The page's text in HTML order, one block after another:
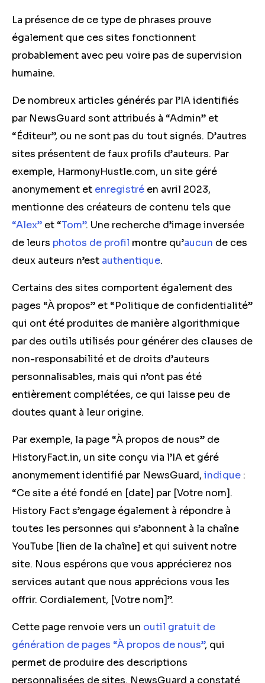
La présence de ce type de phrases prouve
également que ces sites fonctionnent
probablement avec peu voire pas de supervision
humaine.
De nombreux articles générés par l’IA identifiés
par NewsGuard sont attribués à “Admin” et
“Éditeur”, ou ne sont pas du tout signés. D’autres
sites présentent de faux profils d’auteurs. Par
exemple, HarmonyHustle.com, un site géré
anonymement et enregistré en avril 2023,
mentionne des créateurs de contenu tels que
“Alex” et “Tom”. Une recherche d’image inversée
de leurs photos de profil montre qu’aucun de ces
deux auteurs n’est authentique.
Certains des sites comportent également des
pages “À propos” et “Politique de confidentialité”
qui ont été produites de manière algorithmique
par des outils utilisés pour générer des clauses de
non-responsabilité et de droits d’auteurs
personnalisables, mais qui n’ont pas été
entièrement complétées, ce qui laisse peu de
doutes quant à leur origine.
Par exemple, la page “À propos de nous” de
HistoryFact.in, un site conçu via l’IA et géré
anonymement identifié par NewsGuard, indique :
“Ce site a été fondé en [date] par [Votre nom].
History Fact s’engage également à répondre à
toutes les personnes qui s’abonnent à la chaîne
YouTube [lien de la chaîne] et qui suivent notre
site. Nous espérons que vous apprécierez nos
services autant que nous apprécions vous les
offrir. Cordialement, [Votre nom]”.
Cette page renvoie vers un outil gratuit de
génération de pages “À propos de nous”, qui
permet de produire des descriptions
personnalisées de sites. NewsGuard a constaté